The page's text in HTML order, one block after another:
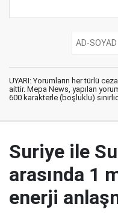
UYARI: Yorumların her türlü
aittir. Mepa News, yapılan
600 karakterle (boşluklu)
Suriye ile
arasında 1
enerji